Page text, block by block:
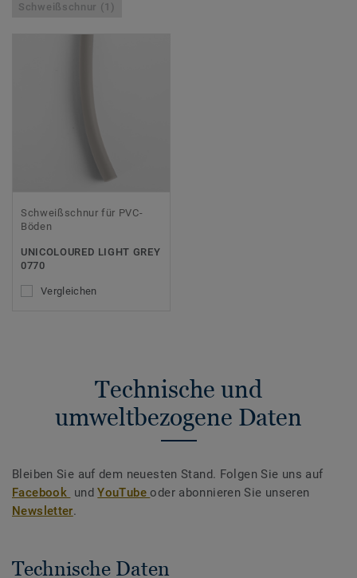
Schweißschnur (1)
Schweißschnur für PVC-
Böden
UNICOLOURED LIGHT GREY
0770
Vergleichen
Technische und
umweltbezogene Daten
Bleiben Sie auf dem neuesten Stand. Folgen Sie uns auf
Facebook undYouTubeoder abonnieren Sie unseren
Newsletter.
Technische Daten